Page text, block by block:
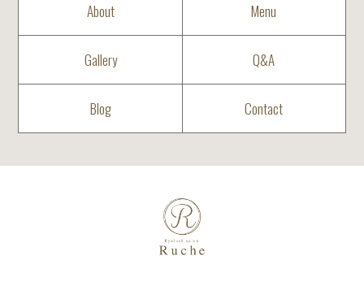
About Menu
Gallery Q&A
Blog Contact